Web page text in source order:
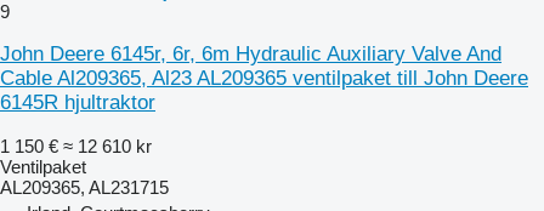
9
John Deere 6145r, 6r, 6m Hydraulic Auxiliary Valve And
Cable Al209365, Al23 AL209365 ventilpaket till John Deere
6145R hjultraktor
1 150 € ≈ 12 610 kr
Ventilpaket
AL209365, AL231715